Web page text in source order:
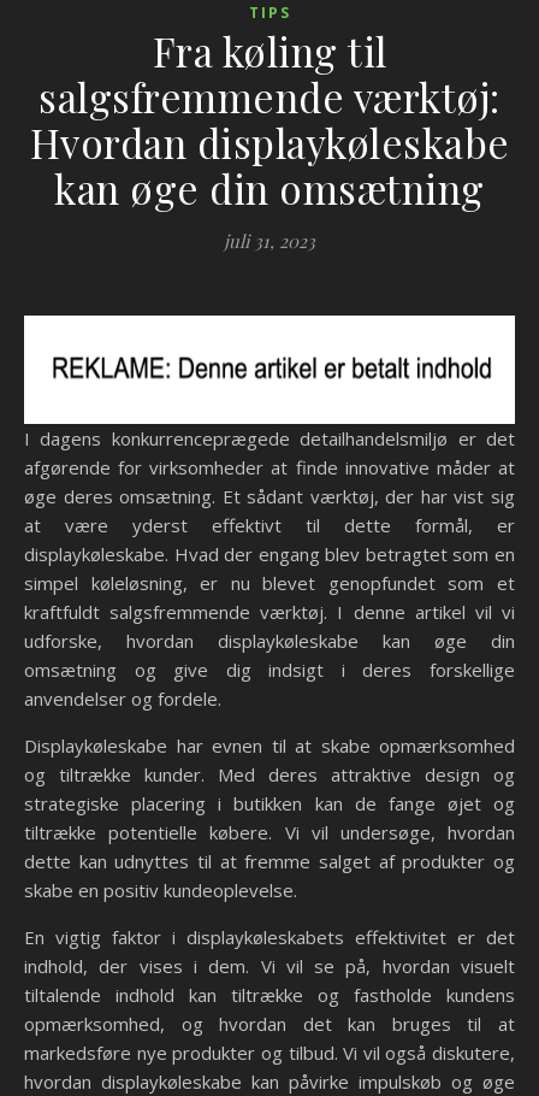
TIPS
Fra køling til
salgsfremmende værktøj:
Hvordan displaykøleskabe
kan øge din omsætning
juli 31, 2023
I dagens konkurrenceprægede detailhandelsmiljø er det
afgørende for virksomheder at finde innovative måder at
øge deres omsætning. Et sådant værktøj, der har vist sig
at være yderst effektivt til dette formål, er
displaykøleskabe. Hvad der engang blev betragtet som en
simpel køleløsning, er nu blevet genopfundet som et
kraftfuldt salgsfremmende værktøj. I denne artikel vil vi
udforske, hvordan displaykøleskabe kan øge din
omsætning og give dig indsigt i deres forskellige
anvendelser og fordele.
Displaykøleskabe har evnen til at skabe opmærksomhed
og tiltrække kunder. Med deres attraktive design og
strategiske placering i butikken kan de fange øjet og
tiltrække potentielle købere. Vi vil undersøge, hvordan
dette kan udnyttes til at fremme salget af produkter og
skabe en positiv kundeoplevelse.
En vigtig faktor i displaykøleskabets effektivitet er det
indhold, der vises i dem. Vi vil se på, hvordan visuelt
tiltalende indhold kan tiltrække og fastholde kundens
opmærksomhed, og hvordan det kan bruges til at
markedsføre nye produkter og tilbud. Vi vil også diskutere,
hvordan displaykøleskabe kan påvirke impulskøb og øge